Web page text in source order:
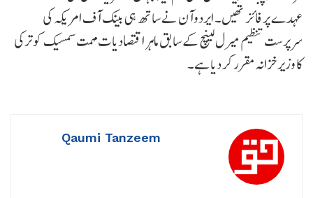
عہدے پر فائز تھیں۔ ایردوآن نے ساتھ ہی بینک آف امریکہ کی
سرپرست تنظیم میرل لینچ کے سابق ماہر اقتصادیات مہمت سمسیک کو ترکی
کا وزیر خزانہ مقرر کر دیا ہے۔
Qaumi Tanzeem